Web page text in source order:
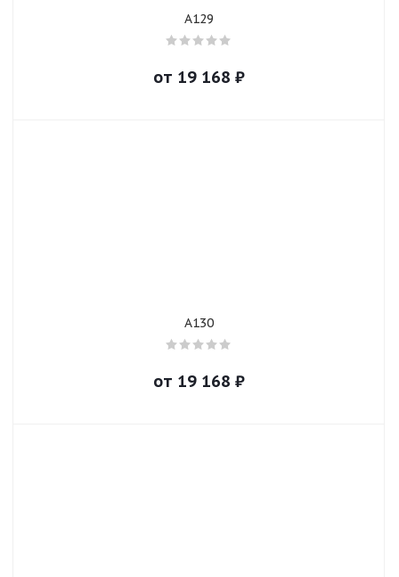
A129
от 19 168 ₽
A130
от 19 168 ₽